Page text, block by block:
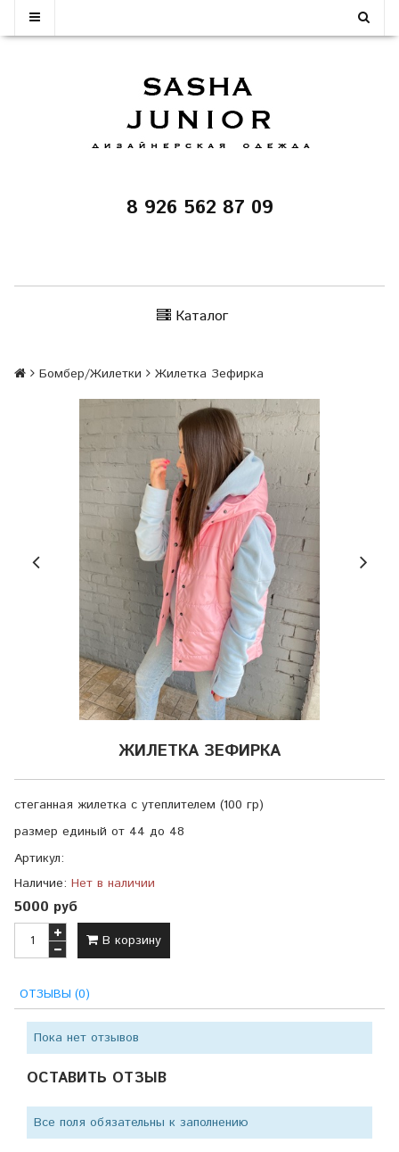
8 926 562 87 09
Каталог
Бомбер/Жилетки Жилетка Зефирка
ЖИЛЕТКА ЗЕФИРКА
стеганная жилетка с утеплителем (100 гр)
размер единый от 44 до 48
Артикул:
Наличие: Нет в наличии
5000 руб
В корзину
ОТЗЫВЫ (0)
Пока нет отзывов
ОСТАВИТЬ ОТЗЫВ
Все поля обязательны к заполнению